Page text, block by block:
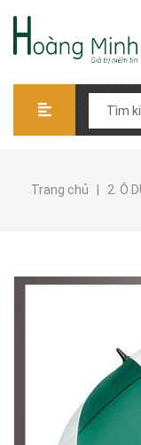
Trang chủ 2. Ô